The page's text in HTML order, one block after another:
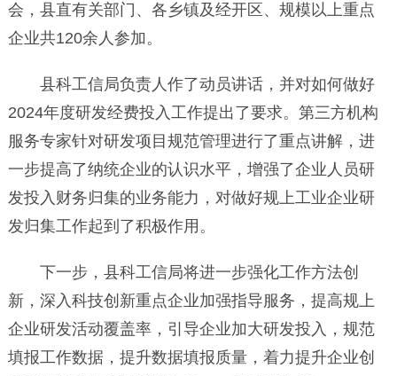
会，县直有关部门、各乡镇及经开区、规模以上重点
企业共120余人参加。
县科工信局负责人作了动员讲话，并对如何做好
2024年度研发经费投入工作提出了要求。第三方机构
服务专家针对研发项目规范管理进行了重点讲解，进
一步提高了纳统企业的认识水平，增强了企业人员研
发投入财务归集的业务能力，对做好规上工业企业研
发归集工作起到了积极作用。
下一步，县科工信局将进一步强化工作方法创
新，深入科技创新重点企业加强指导服务，提高规上
企业研发活动覆盖率，引导企业加大研发投入，规范
填报工作数据，提升数据填报质量，着力提升企业创